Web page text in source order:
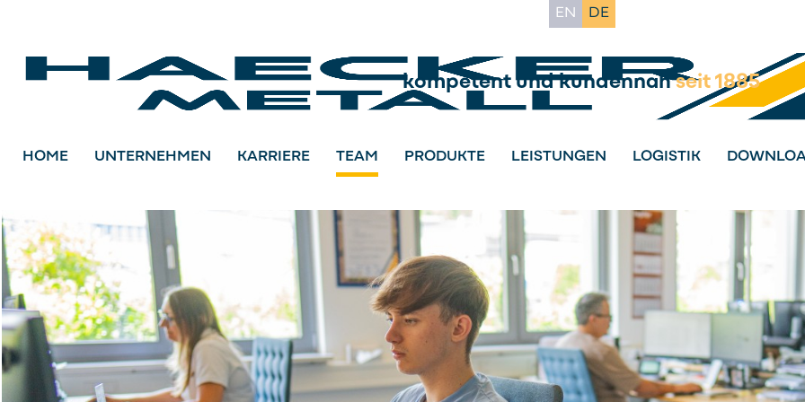
kompetent und kundennahseit 1885
EN DE
HOME UNTERNEHMEN KARRIERE TEAM PRODUKTE LEISTUNGEN LOGISTIK